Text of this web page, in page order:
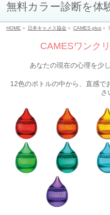
無料カラー診断を体
HOME » 日本キャメス協会 » CAMES plus »
CAMESワンク
あなたの現在の心理を少
12色のボトルの中から、直感で
さ